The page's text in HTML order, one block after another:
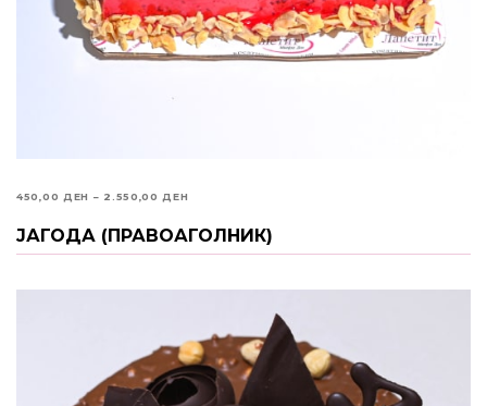
450,00 ДЕН – 2.550,00 ДЕН
450,00 ДЕН
2.550,00 ДЕН
ИЗБЕРИ ОПЦИИ
ЈАГОДА (ПРАВОАГОЛНИК)